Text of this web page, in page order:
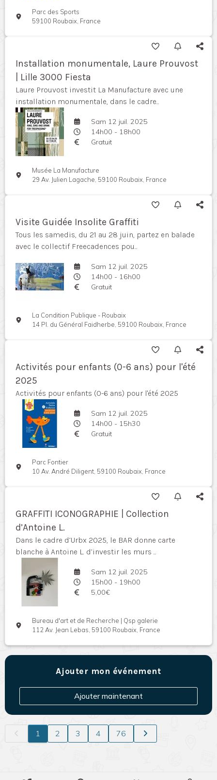
Parc des Sports
59100 Roubaix, France
Installation monumentale, Laure Prouvost
| Lille 3000 Fiesta
Laure Prouvost investit La Manufacture avec une
installation monumentale, dans le cadre...
Sam 12 juil. 2025
14h00 - 18h00
Gratuit
Musée La Manufacture
29 Av. Julien Lagache, 59100 Roubaix, France
Visite Guidée Insolite Graffiti
Tous les samedis, du 21 au 28 juin, partez en balade
avec le collectif Freecadences pou...
Sam 12 juil. 2025
14h00 - 16h00
Gratuit
La Condition Publique - Roubaix
14 Pl. du Général Faidherbe, 59100 Roubaix, France
Activités pour enfants (0-6 ans) pour l'été
2025
Activités pour enfants (0-6 ans) pour l'été 2025
Sam 12 juil. 2025
14h00 - 15h30
Gratuit
Parc Fontier
10 Av. André Diligent, 59100 Roubaix, France
GRAFFITI ICONOGRAPHIE | Collection
d’Antoine L.
Dans le cadre d’Urbx 2025, le BAR donne carte
blanche à Antoine L. d’investir les murs ...
Sam 12 juil. 2025
15h00 - 19h00
5,00€
Bureau d'art et de Recherche | Qsp galerie
112 Av. Jean Lebas, 59100 Roubaix, France
Ajouter mon événement
Ajouter maintenant
1 2 3 4 76